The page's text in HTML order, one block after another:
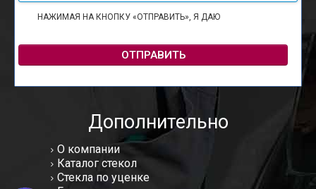
НАЖИМАЯ НА КНОПКУ «ОТПРАВИТЬ», Я ДАЮ
ОТПРАВИТЬ
Дополнительно
О компании
Каталог стекол
Стекла по уценке